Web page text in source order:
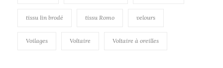
tissu lin brodé tissu Romo velours
Voilages Voltaire Voltaire à oreilles